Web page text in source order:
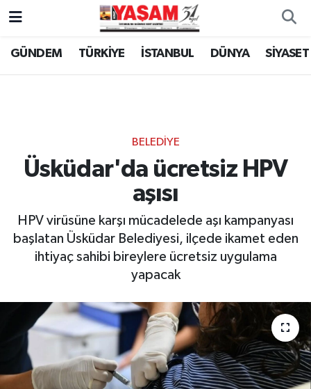
GÜNDEM TÜRKİYE İSTANBUL DÜNYA SİYASET
BELEDİYE
Üsküdar'da ücretsiz HPV
aşısı
HPV virüsüne karşı mücadelede aşı kampanyası
başlatan Üsküdar Belediyesi, ilçede ikamet eden
ihtiyaç sahibi bireylere ücretsiz uygulama
yapacak